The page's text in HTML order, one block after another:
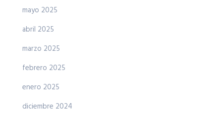
mayo 2025
abril 2025
marzo 2025
febrero 2025
enero 2025
diciembre 2024